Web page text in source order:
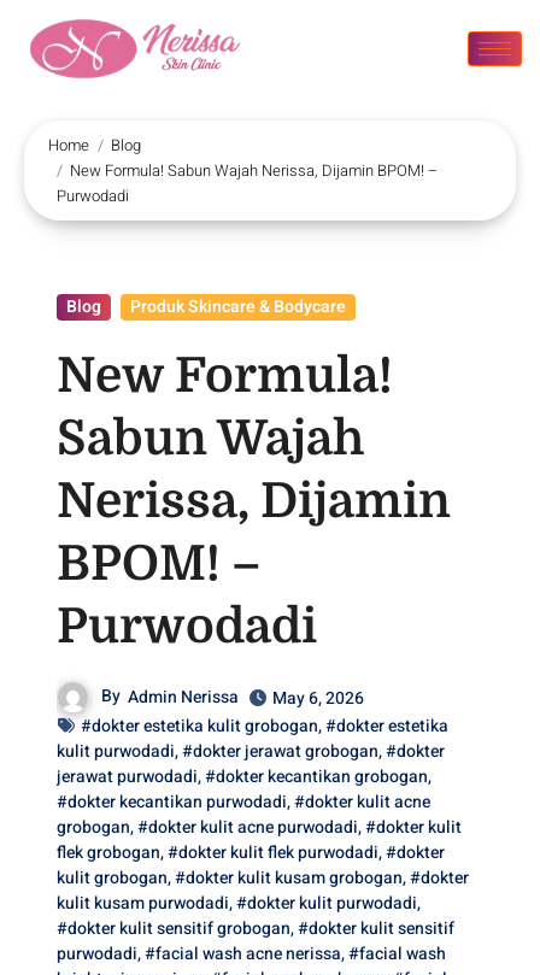
Home
Blog
New Formula! Sabun Wajah Nerissa, Dijamin BPOM! –
Purwodadi
Blog Produk Skincare & Bodycare
New Formula!
Sabun Wajah
Nerissa, Dijamin
BPOM! –
Purwodadi
By Admin Nerissa
May 6, 2026
#dokter estetika kulit grobogan,#dokter estetika
kulit purwodadi,#dokter jerawat grobogan,#dokter
jerawat purwodadi,#dokter kecantikan grobogan,
#dokter kecantikan purwodadi,#dokter kulit acne
grobogan,#dokter kulit acne purwodadi,#dokter kulit
flek grobogan,#dokter kulit flek purwodadi,#dokter
kulit grobogan,#dokter kulit kusam grobogan,#dokter
kulit kusam purwodadi,#dokter kulit purwodadi,
#dokter kulit sensitif grobogan,#dokter kulit sensitif
purwodadi,#facial wash acne nerissa,#facial wash